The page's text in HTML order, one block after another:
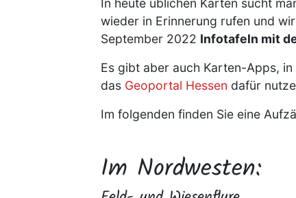
In heute üblichen Karten sucht
wieder in Erinnerung rufen und
September 2022 Infotafeln mit
Es gibt aber auch Karten-Apps,
das Geoportal Hessen dafür
Im folgenden finden Sie eine
Im Nordwesten: